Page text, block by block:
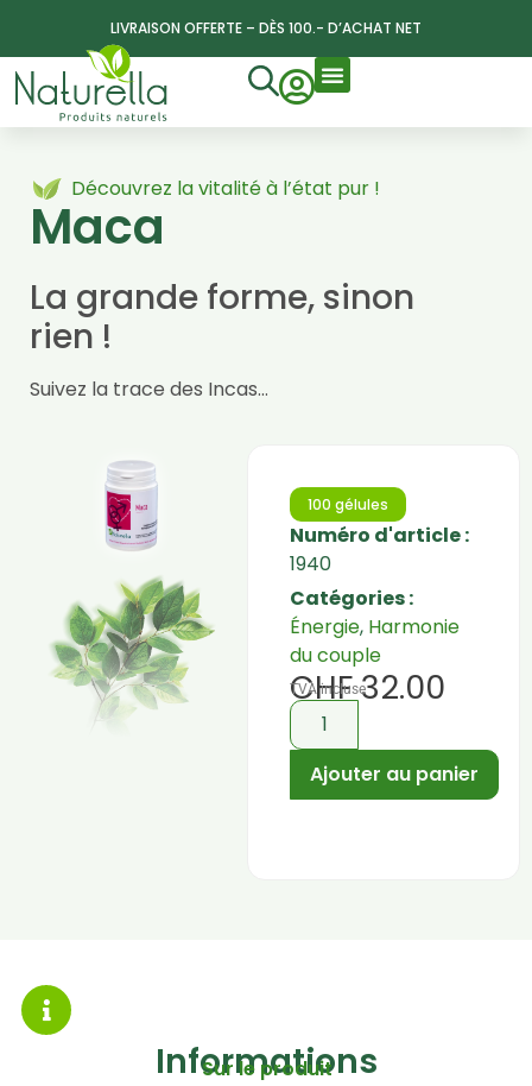
LIVRAISON OFFERTE – DÈS 100.- D’ACHAT NET
Découvrez la vitalité à l’état pur !
Maca
La grande forme, sinon
rien !
Suivez la trace des Incas…
100 gélules
Numéro d'article :
1940
Catégories :
Énergie, Harmonie
du couple
CHF32.00
TVA incluse
Ajouter au panier
Informations
Sur le produit